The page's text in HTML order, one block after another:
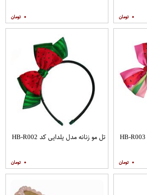
۰ ۰
۰
تل مو زنانه مدل یلدایی کد HB-R002
۰